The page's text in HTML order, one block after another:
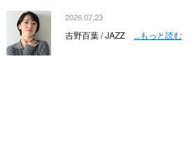
2026.07.23
吉野百葉 / JAZZ ...もっと読む